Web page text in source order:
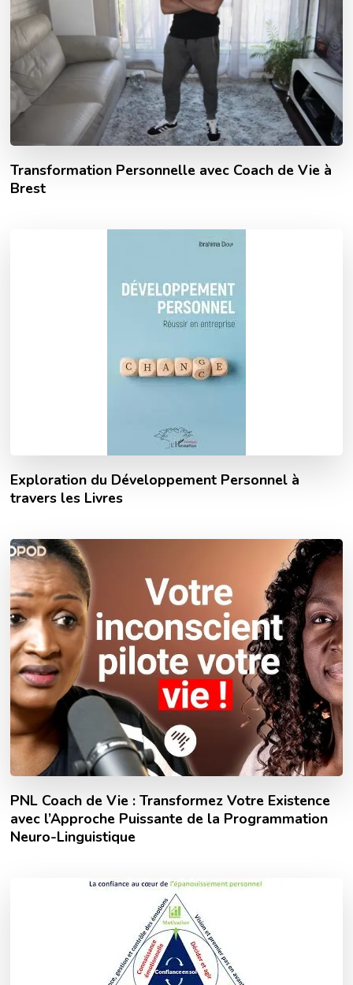
Transformation Personnelle avec Coach de Vie à
Brest
Exploration du Développement Personnel à
travers les Livres
PNL Coach de Vie : Transformez Votre Existence
avec l’Approche Puissante de la Programmation
Neuro-Linguistique